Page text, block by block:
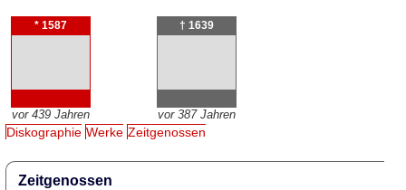
* 1587
vor 439 Jahren
† 1639
vor 387 Jahren
Diskographie Werke Zeitgenossen
Zeitgenossen